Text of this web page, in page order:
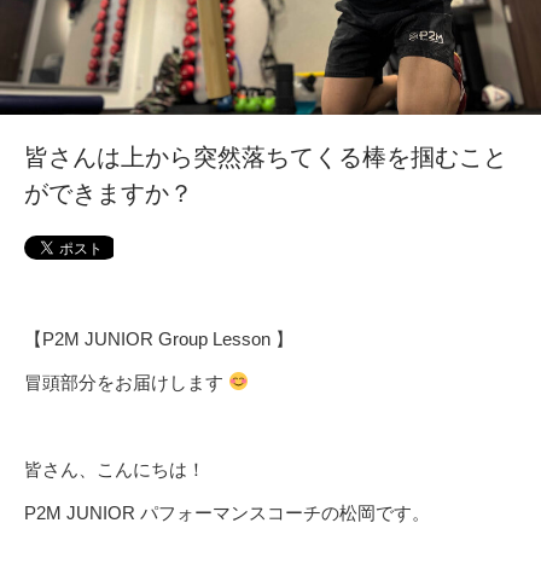
皆さんは上から突然落ちてくる棒を掴むこと
ができますか？
【P2M JUNIOR Group Lesson 】
冒頭部分をお届けします
皆さん、こんにちは！
P2M JUNIOR パフォーマンスコーチの松岡です。